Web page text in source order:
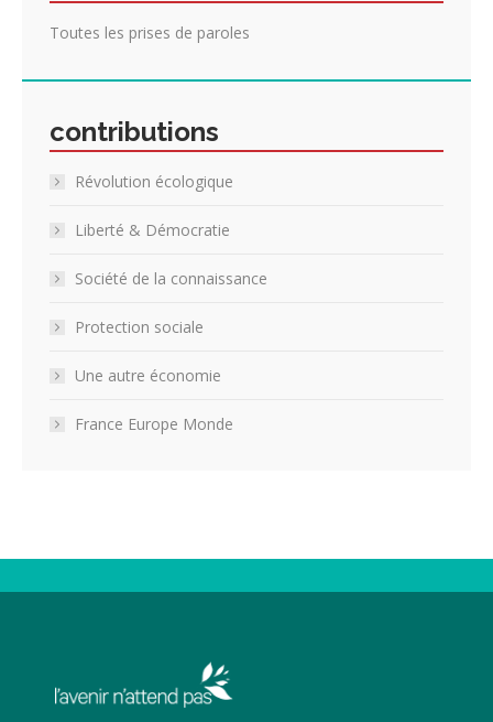
Toutes les prises de paroles
contributions
Révolution écologique
Liberté & Démocratie
Société de la connaissance
Protection sociale
Une autre économie
France Europe Monde